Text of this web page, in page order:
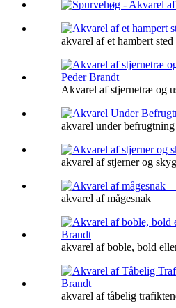
akvarel af et hambert sted
Akvarel af stjernetræ og
akvarel under befrugtning
akvarel af stjerner og
akvarel af mågesnak
akvarel af boble, bold
akvarel af tåbelig